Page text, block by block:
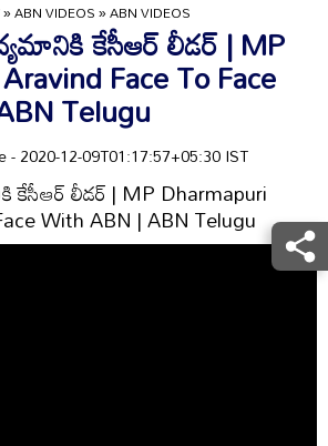
»ABN VIDEOS»ABN VIDEOS
కేసీఆర్‌ లీడర్‌ | MP
Face To Face
Telugu
- 2020-12-09T01:17:57+05:30 IST
కేసీఆర్‌ లీడర్‌ | MP Dharmapuri
With ABN | ABN Telugu